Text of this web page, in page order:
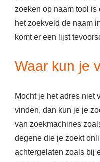
zoeken op naam tool
het zoekveld de naam
komt er een lijst
Waar kun je
Mocht je het adres niet
vinden, dan kun je je
van zoekmachines
degene die je zoekt
achtergelaten zoals bij